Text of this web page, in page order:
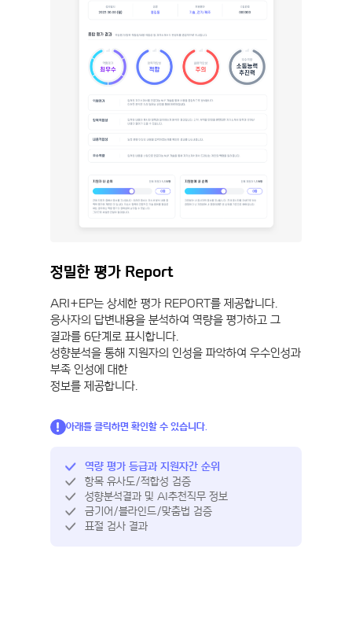
정밀한 평가 Report
ARI+EP는 상세한 평가 REPORT를 제공합니다.
응사자의 답변내용을 분석하여 역량을 평가하고 그
결과를 6단계로 표시합니다.
성향분석을 통해 지원자의 인성을 파악하여 우수인성과
부족 인성에 대한
정보를 제공합니다.
아래를 클릭하면 확인할 수 있습니다.
역량 평가 등급과 지원자간 순위
항목 유사도/적합성 검증
성향분석결과 및 AI추천직무 정보
금기어/블라인드/맞춤법 검증
표절 검사 결과